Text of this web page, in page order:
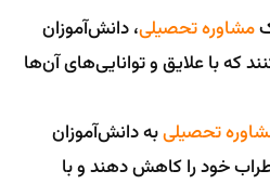
مشاوره تحصیلی، دانش‌آموزان
که با علایق و توانایی‌های آن‌ها
تحصیلیبه دانش‌آموزان
خود را کاهش دهند و با